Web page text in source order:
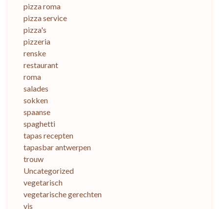
pizza roma
pizza service
pizza's
pizzeria
renske
restaurant
roma
salades
sokken
spaanse
spaghetti
tapas recepten
tapasbar antwerpen
trouw
Uncategorized
vegetarisch
vegetarische gerechten
vis